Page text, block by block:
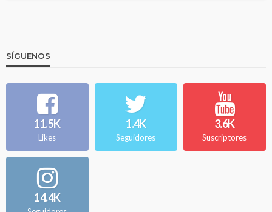
SÍGUENOS
11.5K
Likes
1.4K
Seguidores
3.6K
Suscriptores
14.4K